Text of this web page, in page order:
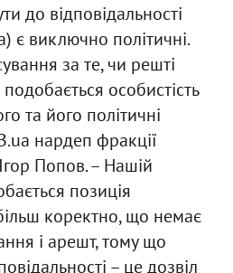
до відповідальності
є виключно політичні.
за те, чи решті
особистість
та його політичні
нардеп фракції
Попов. – Нашій
позиція
коректно, що немає
і арешт, тому що
– це дозвіл